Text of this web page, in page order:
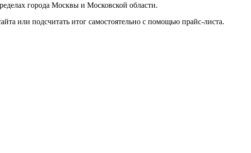
города Москвы и Московской области.
или подсчитать итог самостоятельно с помощью прайс-листа.